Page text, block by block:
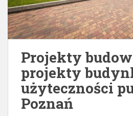
Projekty
projekty
użyteczności
Poznań